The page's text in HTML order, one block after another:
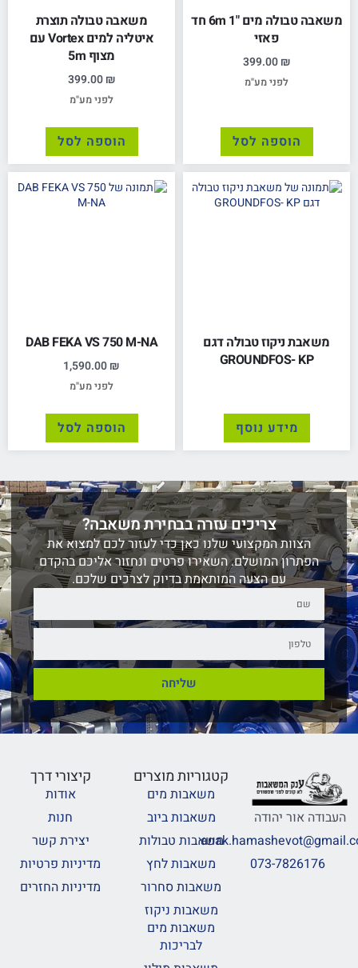
משאבה טבולה מים "1 6m חד
פאזי
399.00₪
לפני מע"מ
הוספה לסל
משאבה טבולה תוצרת
איטליה למים Vortex עם
מצוף 5m
399.00₪
לפני מע"מ
הוספה לסל
משאבת ניקוז טבולה דגם
GROUNDFOS- KP
מידע נוסף
DAB FEKA VS 750 M-NA
1,590.00₪
לפני מע"מ
הוספה לסל
צריכים עזרה בבחירת משאבה?
הצוות המקצועי שלנו כאן כדי לעזור לכם למצוא את
הפתרון המושלם. השאירו פרטים ונחזור אליכם בהקדם
עם הצעה המותאמת בדיוק לצרכים שלכם.
שליחה
העבודה אור יהודה
073-7826176
קטגוריות מוצרים
משאבות מים
משאבות ביוב
משאבות טבולות
משאבות לחץ
משאבות סחרור
משאבות ניקוז
משאבות מים
לבריכות
קיצורי דרך
אודות
חנות
יצירת קשר
מדיניות פרטיות
מדיניות החזרים